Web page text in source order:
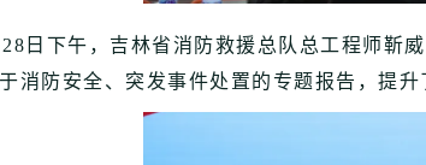
日下午，吉林省消防救援总队总工程师靳
消防安全、突发事件处置的专题报告，提